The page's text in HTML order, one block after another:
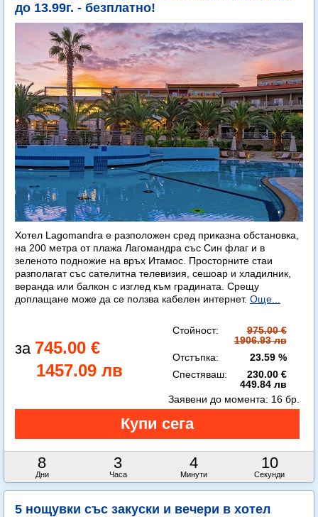
до 13.99г. - безплатно!
Хотел Lagomandra е разположен сред приказна обстановка,
на 200 метра от плажа Лагомандра със Син флаг и в
зеленото подножие на връх Итамос. Просторните стаи
разполагат със сателитна телевизия, сешоар и хладилник,
веранда или балкон с изглед към градината. Срещу
доплащане може да се ползва кабелен интернет. Още...
745.00 €
1457.09 лв
Стойност:
975.00 €
1906.93 лв
Отстъпка:
23.59 %
Спестяваш:
230.00 €
449.84 лв
8
Дни
3
Часа
4
Минути
8
Секунди
Заявени до момента: 16 бр.
5 нощувки със закуски и вечери в хотел